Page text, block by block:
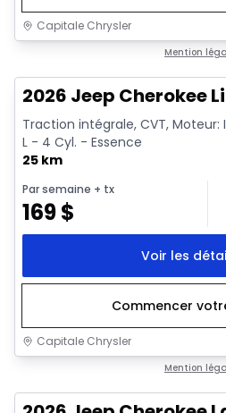
Capitale Chrysler
Mention
2026 Jeep Cherokee
Traction intégrale, CVT, Moteur:
L - 4 Cyl. - Essence
25 km
Par semaine + tx
169$
Voir les
Commencer
Capitale Chrysler
Mention